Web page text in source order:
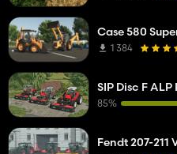
Case 580
1 384
SIP Disc F
85%
Fendt 207-211